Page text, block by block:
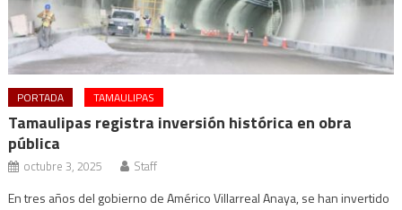
PORTADA TAMAULIPAS
Tamaulipas registra inversión histórica en obra
pública
octubre 3, 2025 Staff
En tres años del gobierno de Américo Villarreal Anaya, se han invertido